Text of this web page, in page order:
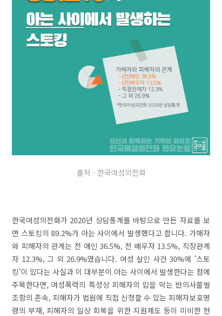
출처 - 한국여성의전화
한국여성의전화가 2020년 상담통계를 바탕으로 만든 자료를 보
면 스토킹의 89.2%가 아는 사이에서 발생했다고 합니다. 가해자
와 피해자의 관계는 전 애인 36.5%, 전 배우자 13.5%, 직장관계
자 12.3%, 그 외 26.9%였습니다. 여성 살인 사건 30%에 '스토
킹'이 있다는 사실과 이 대부분이 아는 사이에서 발생한다는 점에
주목한다면, 여성폭력의 특성상 피해자의 입을 막는 반의사불벌
조항의 존속, 피해자가 법원에 직접 신청할 수 있는 피해자보호명
령의 부재, 피해자의 일상 회복을 위한 지원제도 등이 미비한 현